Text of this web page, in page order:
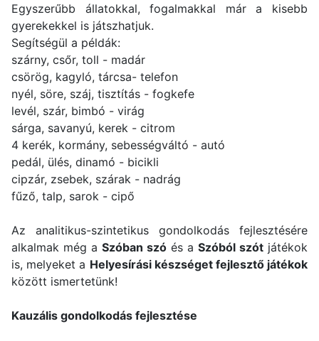
Egyszerűbb állatokkal, fogalmakkal már a kisebb
gyerekekkel is játszhatjuk.
Segítségül a példák:
szárny, csőr, toll - madár
csörög, kagyló, tárcsa- telefon
nyél, söre, száj, tisztítás - fogkefe
levél, szár, bimbó - virág
sárga, savanyú, kerek - citrom
4 kerék, kormány, sebességváltó - autó
pedál, ülés, dinamó - bicikli
cipzár, zsebek, szárak - nadrág
fűző, talp, sarok - cipő
Az analitikus-szintetikus gondolkodás fejlesztésére
alkalmak még a Szóban szó és a Szóból szót játékok
is, melyeket a Helyesírási készséget fejlesztő játékok
között ismertetünk!
Kauzális gondolkodás fejlesztése